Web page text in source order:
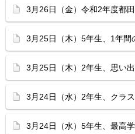
3月26日（金）令和2年度都
3月25日（木）5年生、1年間
3月25日（木）2年生、思い
3月24日（水）2年生、クラ
3月24日（水）5年生、最高